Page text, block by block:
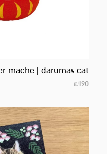
mache | daruma& cat
₪190